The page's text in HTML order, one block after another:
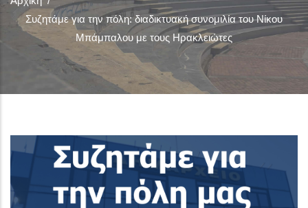
Συζητάμε για την πόλη: διαδικτυακή συνομιλία του Νίκου
Μπάμπαλου με τους Ηρακλειώτες